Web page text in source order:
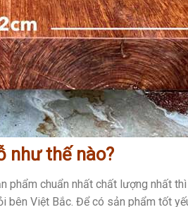
như thế nào?
phẩm chuẩn nhất chất lượng nhất
Việt Bắc. Để có sản phẩm tốt